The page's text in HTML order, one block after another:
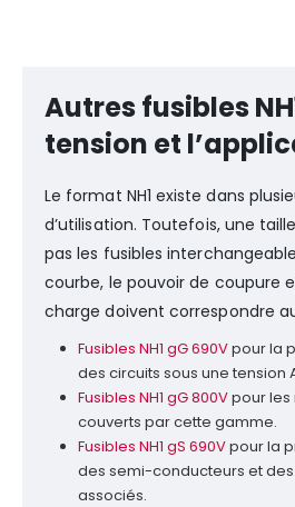
Autres fusibles
tension et
Le format NH1 existe dans
d’utilisation. Toutefois, une
pas les fusibles
courbe, le pouvoir de coupure
charge doivent correspondre
Fusibles NH1 gG 690Vpour la
des circuits sous une tension
Fusibles NH1 gG 800Vpour les
couverts par cette gamme.
Fusibles NH1 gS 690Vpour la
des semi-conducteurs et
associés.